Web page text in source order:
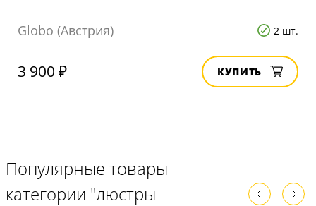
Globo (Австрия) 2 шт.
3 900 ₽ КУПИТЬ
Популярные товары
категории "люстры